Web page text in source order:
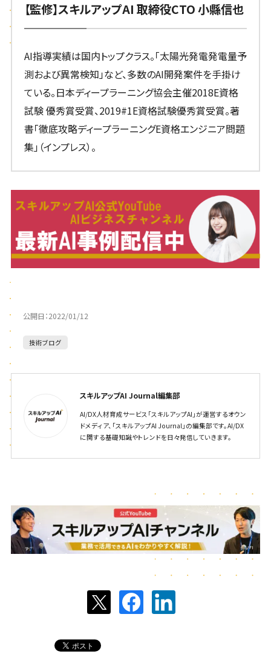
【監修】スキルアップAI 取締役CTO 小縣信也
AI指導実績は国内トップクラス。「太陽光発電発電量予
測および異常検知」など、多数のAI開発案件を手掛け
ている。日本ディープラーニング協会主催2018E資格
試験 優秀賞受賞、2019#1E資格試験優秀賞受賞。著
書「徹底攻略ディープラーニングE資格エンジニア問題
集」（インプレス）。
公開日：2022/01/12
技術ブログ
スキルアップAI Journal編集部
AI/DX人材育成サービス「スキルアップAI」が運営するオウン
ドメディア、「スキルアップAI Journal」の編集部です。AI/DX
に関する基礎知識やトレンドを日々発信していきます。